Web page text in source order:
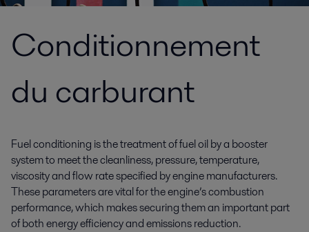
Conditionnement
du carburant
Fuel conditioning is the treatment of fuel oil by a booster
system to meet the cleanliness, pressure, temperature,
viscosity and flow rate specified by engine manufacturers.
These parameters are vital for the engine’s combustion
performance, which makes securing them an important part
of both energy efficiency and emissions reduction.